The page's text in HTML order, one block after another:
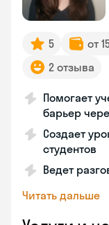
5 от
2 отзыва
Помогает
барьер
Создает
студентов
Ведет
Читать дальше